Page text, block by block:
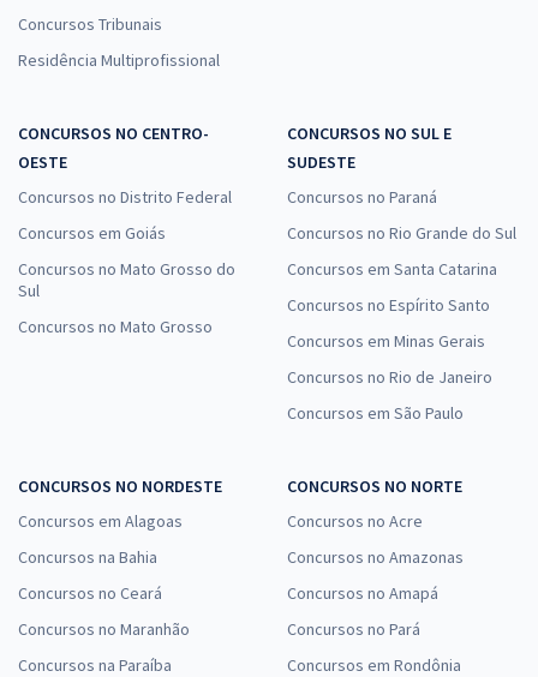
Concursos Tribunais
Residência Multiprofissional
CONCURSOS NO CENTRO-
OESTE
Concursos no Distrito Federal
Concursos em Goiás
Concursos no Mato Grosso do
Sul
Concursos no Mato Grosso
CONCURSOS NO SUL E
SUDESTE
Concursos no Paraná
Concursos no Rio Grande do Sul
Concursos em Santa Catarina
Concursos no Espírito Santo
Concursos em Minas Gerais
Concursos no Rio de Janeiro
Concursos em São Paulo
CONCURSOS NO NORDESTE
Concursos em Alagoas
Concursos na Bahia
Concursos no Ceará
Concursos no Maranhão
Concursos na Paraíba
CONCURSOS NO NORTE
Concursos no Acre
Concursos no Amazonas
Concursos no Amapá
Concursos no Pará
Concursos em Rondônia